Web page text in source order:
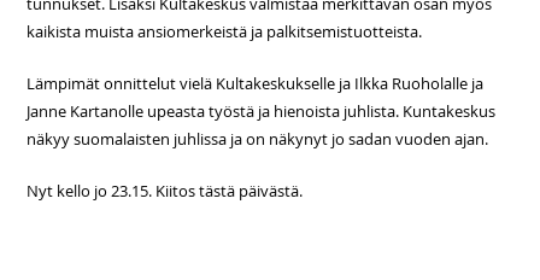
kaikista muista ansiomerkeistä ja palkitsemistuotteista.
Lämpimät onnittelut vielä Kultakeskukselle ja Ilkka Ruoholalle ja
Janne Kartanolle upeasta työstä ja hienoista juhlista. Kuntakeskus
näkyy suomalaisten juhlissa ja on näkynyt jo sadan vuoden ajan.
Nyt kello jo 23.15. Kiitos tästä päivästä.